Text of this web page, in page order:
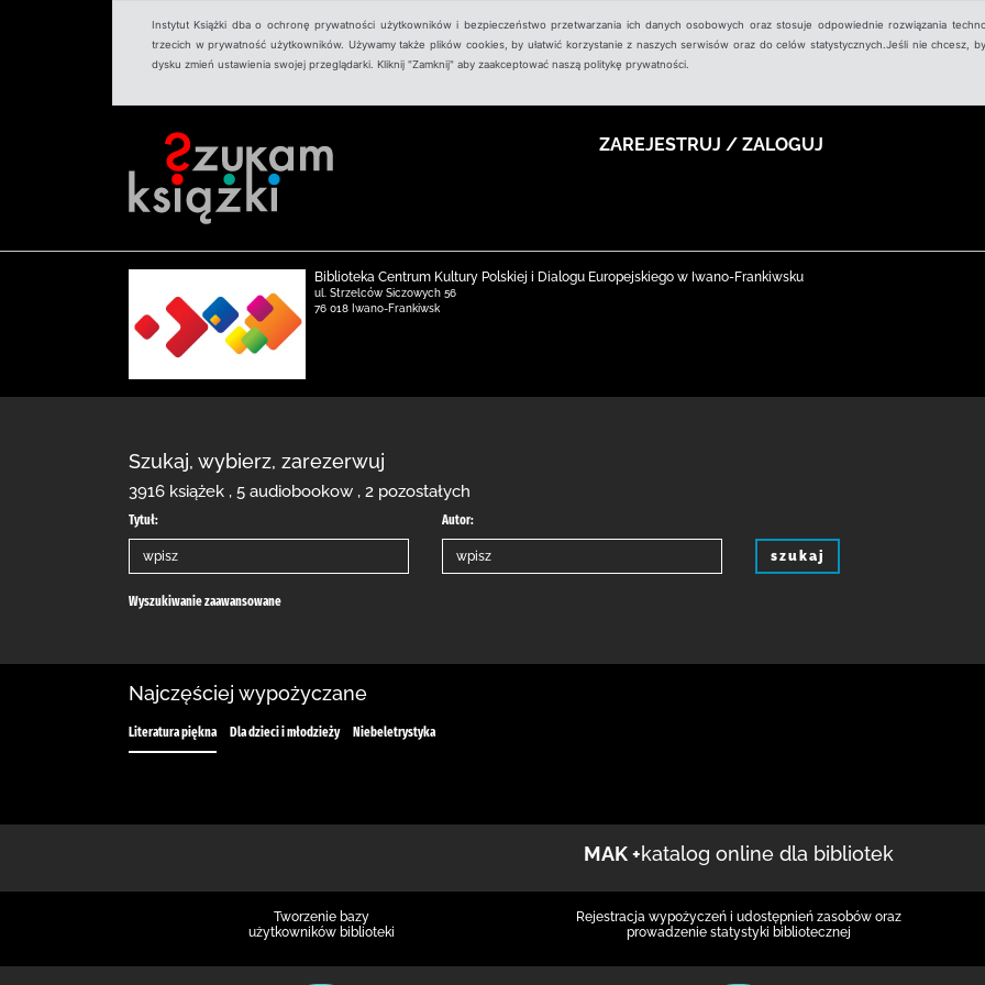
Instytut Książki dba o ochronę prywatności użytkowników i bezpieczeństwo przetwarzania ich danych osobowych oraz stosuje odpowiednie rozwiązania
trzecich w prywatność użytkowników. Używamy także plików cookies, by ułatwić korzystanie z naszych serwisów oraz do celów statystycznych.Jeśli nie chcesz,
dysku zmień ustawienia swojej przeglądarki. Kliknij "Zamknij" aby zaakceptować naszą politykę prywatności.
ZAREJESTRUJ / ZALOGUJ
Biblioteka Centrum Kultury Polskiej i Dialogu Europejskiego w Iwano-Frankiwsku
ul. Strzelców Siczowych 56
76 018 Iwano-Frankiwsk
Szukaj, wybierz, zarezerwuj
3916 książek , 5 audiobookow , 2 pozostałych
Tytuł: Autor:
szukaj
Wyszukiwanie zaawansowane
Najczęściej wypożyczane
Literatura piękna Dla dzieci i młodzieży Niebeletrystyka
MAK +katalog online dla bibliotek
Tworzenie bazy
użytkowników biblioteki
Rejestracja wypożyczeń i udostępnień zasobów oraz
prowadzenie statystyki bibliotecznej